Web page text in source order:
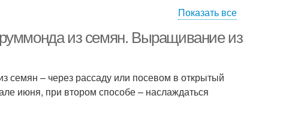
Показать все
из семян. Выращивание из
семян – через рассаду или посевом в открытый
июня, при втором способе – наслаждаться